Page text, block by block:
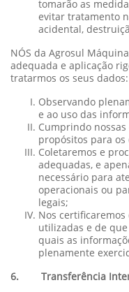
tomarão as
evitar tratamento
acidental,
NÓS da Agrosul
adequada e aplicação
tratarmos os seus dados:
Observando
e ao uso das
Cumprindo
propósitos para os
Coletaremos e
adequadas, e
necessário para
operacionais ou
legais;
Nos
utilizadas e de
quais as
plenamente
6. Transferência